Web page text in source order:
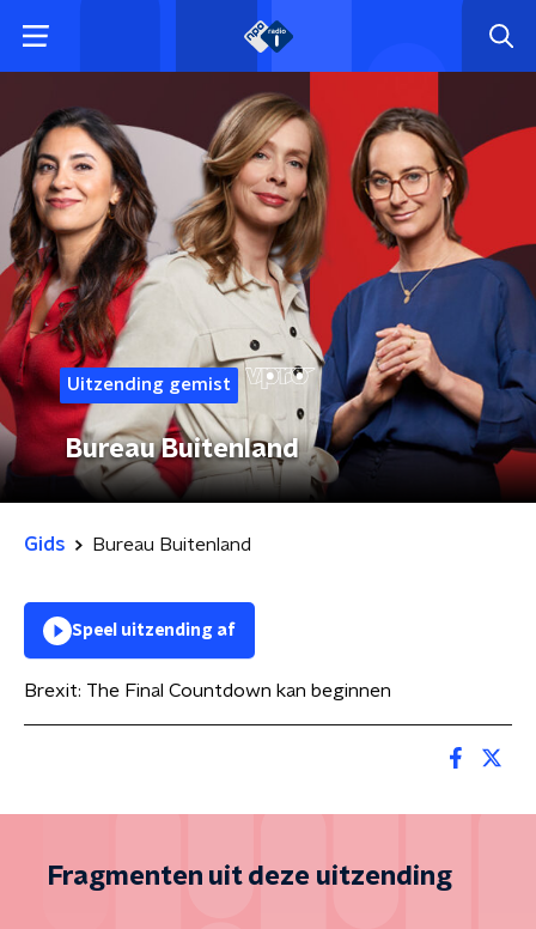
Uitzending gemist
Bureau Buitenland
Gids Bureau Buitenland
Speel uitzending af
Brexit: The Final Countdown kan beginnen
Fragmenten uit deze uitzending